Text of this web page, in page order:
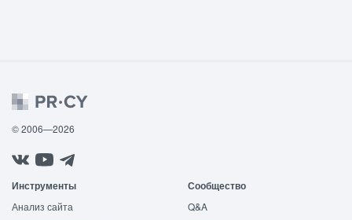
© 2006—2026
Инструменты
Анализ сайта
Сообщество
Q&A